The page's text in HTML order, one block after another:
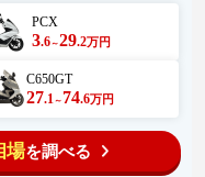
PCX
3.6～29.2万円
C650GT
27.1 ～ 74.6万円
場を調べる